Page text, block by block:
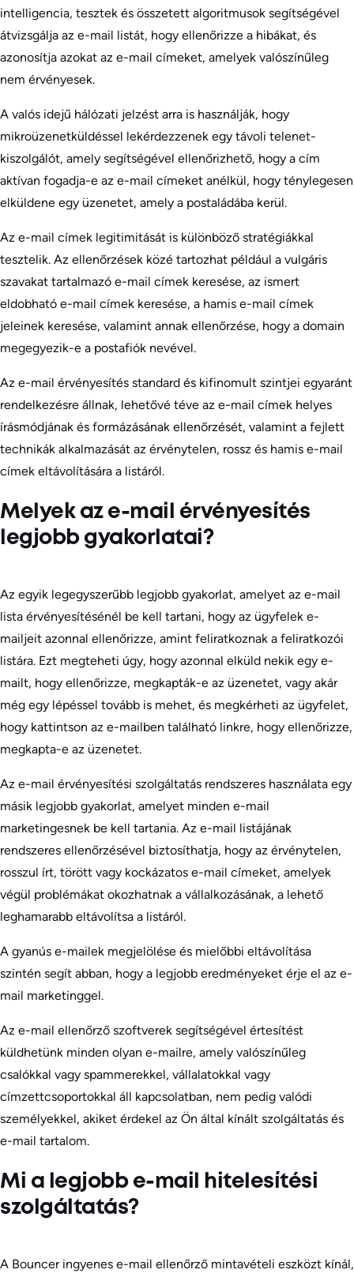
intelligencia, tesztek és összetett algoritmusok segítségével
átvizsgálja az e-mail listát, hogy ellenőrizze a hibákat, és
azonosítja azokat az e-mail címeket, amelyek valószínűleg
nem érvényesek.
A valós idejű hálózati jelzést arra is használják, hogy
mikroüzenetküldéssel lekérdezzenek egy távoli telenet-
kiszolgálót, amely segítségével ellenőrizhető, hogy a cím
aktívan fogadja-e az e-mail címeket anélkül, hogy ténylegesen
elküldene egy üzenetet, amely a postaládába kerül.
Az e-mail címek legitimitását is különböző stratégiákkal
tesztelik. Az ellenőrzések közé tartozhat például a vulgáris
szavakat tartalmazó e-mail címek keresése, az ismert
eldobható e-mail címek keresése, a hamis e-mail címek
jeleinek keresése, valamint annak ellenőrzése, hogy a domain
megegyezik-e a postafiók nevével.
Az e-mail érvényesítés standard és kifinomult szintjei egyaránt
rendelkezésre állnak, lehetővé téve az e-mail címek helyes
írásmódjának és formázásának ellenőrzését, valamint a fejlett
technikák alkalmazását az érvénytelen, rossz és hamis e-mail
címek eltávolítására a listáról.
Melyek az e-mail érvényesítés
legjobb gyakorlatai?
Az egyik legegyszerűbb legjobb gyakorlat, amelyet az e-mail
lista érvényesítésénél be kell tartani, hogy az ügyfelek e-
mailjeit azonnal ellenőrizze, amint feliratkoznak a feliratkozói
listára. Ezt megteheti úgy, hogy azonnal elküld nekik egy e-
mailt, hogy ellenőrizze, megkapták-e az üzenetet, vagy akár
még egy lépéssel tovább is mehet, és megkérheti az ügyfelet,
hogy kattintson az e-mailben található linkre, hogy ellenőrizze,
megkapta-e az üzenetet.
Az e-mail érvényesítési szolgáltatás rendszeres használata egy
másik legjobb gyakorlat, amelyet minden e-mail
marketingesnek be kell tartania. Az e-mail listájának
rendszeres ellenőrzésével biztosíthatja, hogy az érvénytelen,
rosszul írt, törött vagy kockázatos e-mail címeket, amelyek
végül problémákat okozhatnak a vállalkozásának, a lehető
leghamarabb eltávolítsa a listáról.
A gyanús e-mailek megjelölése és mielőbbi eltávolítása
szintén segít abban, hogy a legjobb eredményeket érje el az e-
mail marketinggel.
Az e-mail ellenőrző szoftverek segítségével értesítést
küldhetünk minden olyan e-mailre, amely valószínűleg
csalókkal vagy spammerekkel, vállalatokkal vagy
címzettcsoportokkal áll kapcsolatban, nem pedig valódi
személyekkel, akiket érdekel az Ön által kínált szolgáltatás és
e-mail tartalom.
Mi a legjobb e-mail hitelesítési
szolgáltatás?
A Bouncer ingyenes e-mail ellenőrző mintavételi eszközt kínál,